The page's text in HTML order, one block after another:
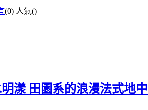
(0) 人氣()
漾 田園系的浪漫法式地